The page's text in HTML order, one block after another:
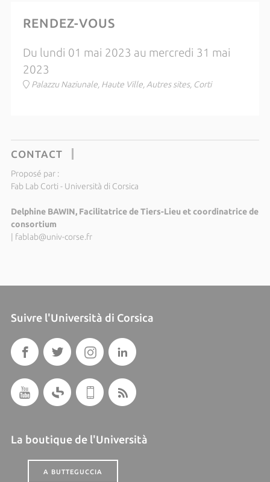
RENDEZ-VOUS
Du lundi 01 mai 2023 au mercredi 31 mai
2023
Palazzu Naziunale, Haute Ville, Autres sites, Corti
CONTACT
Proposé par :
Fab Lab Corti - Università di Corsica
Delphine BAWIN, Facilitatrice de Tiers-Lieu et coordinatrice de
consortium
| fablab@univ-corse.fr
Suivre l'Università di Corsica
La boutique de l'Università
A BUTTEGUCCIA